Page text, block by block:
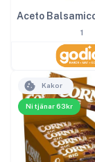
1
Ni tjänar 63kr
Kakor